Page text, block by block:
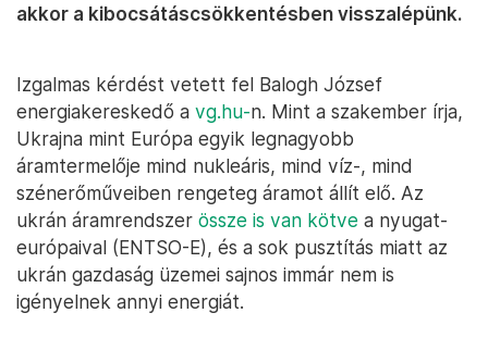
akkor a kibocsátáscsökkentésben visszalépünk.
Izgalmas kérdést vetett fel Balogh József
energiakereskedő a vg.hu-n. Mint a szakember írja,
Ukrajna mint Európa egyik legnagyobb
áramtermelője mind nukleáris, mind víz-, mind
szénerőműveiben rengeteg áramot állít elő. Az
ukrán áramrendszer össze is van kötve a nyugat-
európaival (ENTSO-E), és a sok pusztítás miatt az
ukrán gazdaság üzemei sajnos immár nem is
igényelnek annyi energiát.